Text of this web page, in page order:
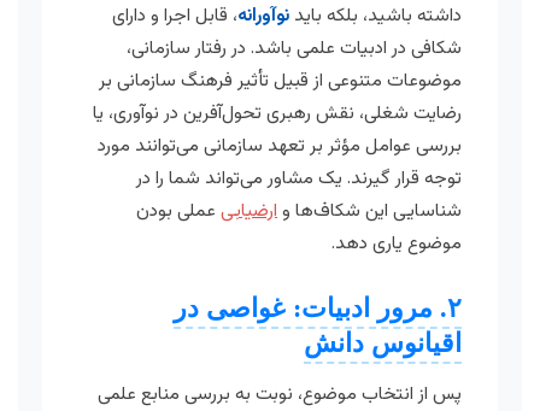
داشته باشید، بلکه باید نوآورانه، قابل اجرا و دارای
شکافی در ادبیات علمی باشد. در رفتار سازمانی،
موضوعات متنوعی از قبیل تأثیر فرهنگ سازمانی بر
رضایت شغلی، نقش رهبری تحول‌آفرین در نوآوری، یا
بررسی عوامل مؤثر بر تعهد سازمانی می‌توانند مورد
توجه قرار گیرند. یک مشاور می‌تواند شما را در
شناسایی این شکاف‌ها وارضیابی عملی بودن
موضوع یاری دهد.
۲. مرور ادبیات: غواصی در
اقیانوس دانش
پس از انتخاب موضوع، نوبت به بررسی منابع علمی